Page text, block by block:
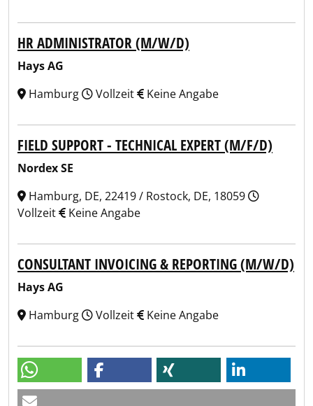
HR ADMINISTRATOR (M/W/D)
Hays AG
Hamburg
Vollzeit Keine Angabe
FIELD SUPPORT - TECHNICAL EXPERT (M/F/D)
Nordex SE
Hamburg, DE, 22419 / Rostock, DE, 18059
Vollzeit
Keine Angabe
CONSULTANT INVOICING & REPORTING (M/W/D)
Hays AG
Hamburg
Vollzeit Keine Angabe